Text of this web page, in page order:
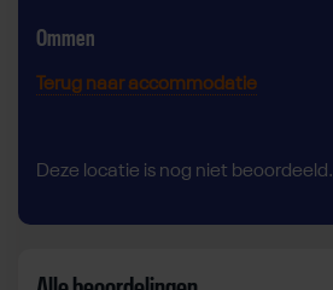
Ommen
Terug naar accommodatie
Deze locatie is nog niet beoordeeld.